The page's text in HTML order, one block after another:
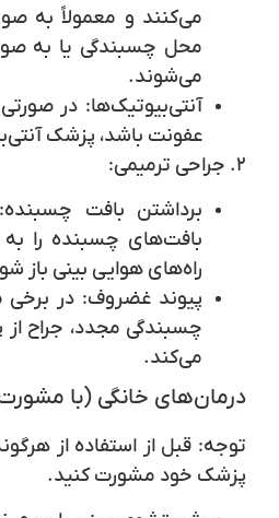
می‌کنند و معمولاً به
محل چسبندگی یا به
می‌شوند.
آنتی‌بیوتیک‌ها:در صورتی
عفونت باشد، پزشک
۲. جراحی ترمیمی:
برداشتن بافت چسبنده:
بافت‌های چسبنده را به
راه‌های هوایی بینی باز
پیوند غضروف:در برخی
چسبندگی مجدد، جراح از
می‌کند.
درمان‌های خانگی (با
توجه:قبل از استفاده از
پزشک خود مشورت کنید.